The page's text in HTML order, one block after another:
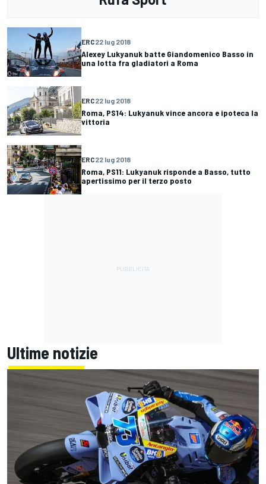
ERC22 lug 2018
Alexey Lukyanuk batte Giandomenico Basso in
una lotta fra gladiatori a Roma
ERC22 lug 2018
Roma, PS14: Lukyanuk vince ancora e ipoteca la
vittoria
ERC22 lug 2018
Roma, PS11: Lukyanuk risponde a Basso, tutto
apertissimo per il terzo posto
Ultime notizie